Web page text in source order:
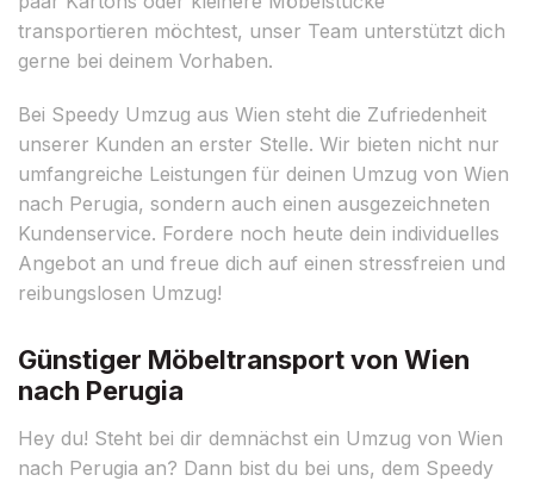
transportieren möchtest, unser Team unterstützt dich
gerne bei deinem Vorhaben.
Bei Speedy Umzug aus Wien steht die Zufriedenheit
unserer Kunden an erster Stelle. Wir bieten nicht nur
umfangreiche Leistungen für deinen Umzug von Wien
nach Perugia, sondern auch einen ausgezeichneten
Kundenservice. Fordere noch heute dein individuelles
Angebot an und freue dich auf einen stressfreien und
reibungslosen Umzug!
Günstiger Möbeltransport von Wien
nach Perugia
Hey du! Steht bei dir demnächst ein Umzug von Wien
nach Perugia an? Dann bist du bei uns, dem Speedy